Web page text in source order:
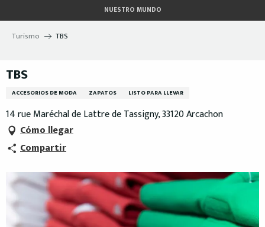
au
contenu
NUESTRO MUNDO
Turismo TBS
TBS
ACCESORIOS DE MODA ZAPATOS LISTO PARA LLEVAR
14 rue Maréchal de Lattre de Tassigny, 33120 Arcachon
Cómo llegar
Compartir